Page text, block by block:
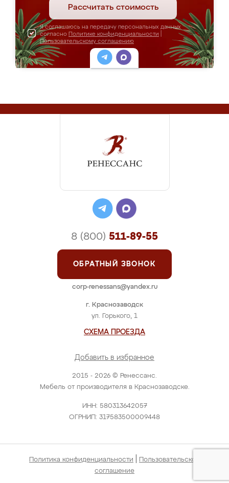
Рассчитать стоимость
Я соглашаюсь на передачу персональных данных
согласно Политике конфиденциальности
Пользовательскому соглашению
2015 - 2026 © Ренессанс.
Мебель от производителя в Краснозаводске.
ИНН: 580313642057
ОГРНИП: 317583500009448
г. Краснозаводск
ул. Горького, 1
СХЕМА ПРОЕЗДА
Добавить в избранное
8 (800) 511-89-55
ОБРАТНЫЙ ЗВОНОК
corp-renessans@yandex.ru
Политика конфиденциальности
Пользовательское
соглашение